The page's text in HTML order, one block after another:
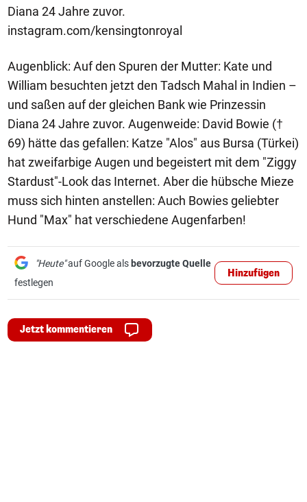
Diana 24 Jahre zuvor.
instagram.com/kensingtonroyal
Augenblick: Auf den Spuren der Mutter: Kate und
William besuchten jetzt den Tadsch Mahal in Indien –
und saßen auf der gleichen Bank wie Prinzessin
Diana 24 Jahre zuvor. Augenweide: David Bowie (†
69) hätte das gefallen: Katze "Alos" aus Bursa (Türkei)
hat zweifarbige Augen und begeistert mit dem "Ziggy
Stardust"-Look das Internet. Aber die hübsche Mieze
muss sich hinten anstellen: Auch Bowies geliebter
Hund "Max" hat verschiedene Augenfarben!
"Heute"auf Google als bevorzugte Quelle
festlegen
Hinzufügen
Jetzt kommentieren